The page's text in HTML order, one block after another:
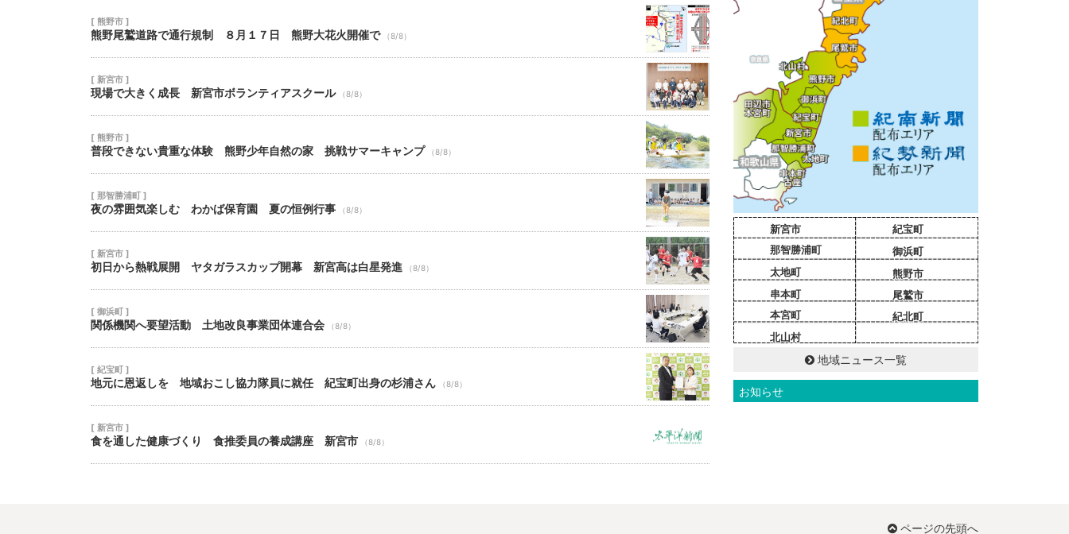
[ 熊野市 ]
熊野尾鷲道路で通行規制 ８月１７日 熊野大花火開催で （8/8）
[ 新宮市 ]
現場で大きく成長 新宮市ボランティアスクール （8/8）
[ 熊野市 ]
普段できない貴重な体験 熊野少年自然の家 挑戦サマーキャンプ （8/8）
[ 那智勝浦町 ]
夜の雰囲気楽しむ わかば保育園 夏の恒例行事 （8/8）
[ 新宮市 ]
初日から熱戦展開 ヤタガラスカップ開幕 新宮高は白星発進 （8/8）
[ 御浜町 ]
関係機関へ要望活動 土地改良事業団体連合会 （8/8）
[ 紀宝町 ]
地元に恩返しを 地域おこし協力隊員に就任 紀宝町出身の杉浦さん （8/8）
[ 新宮市 ]
食を通した健康づくり 食推委員の養成講座 新宮市 （8/8）
新宮市
那智勝浦町
太地町
串本町
本宮町
北山村
紀宝町
御浜町
熊野市
尾鷲市
紀北町
地域ニュース一覧
お知らせ
ページの先頭へ